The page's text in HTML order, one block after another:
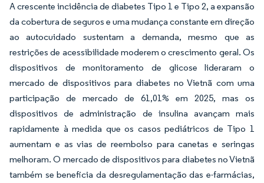
A crescente incidência de diabetes Tipo 1 e Tipo 2, a expansão
da cobertura de seguros e uma mudança constante em direção
ao autocuidado sustentam a demanda, mesmo que as
restrições de acessibilidade moderem o crescimento geral. Os
dispositivos de monitoramento de glicose lideraram o
mercado de dispositivos para diabetes no Vietnã com uma
participação de mercado de 61,01% em 2025, mas os
dispositivos de administração de insulina avançam mais
rapidamente à medida que os casos pediátricos de Tipo 1
aumentam e as vias de reembolso para canetas e seringas
melhoram. O mercado de dispositivos para diabetes no Vietnã
também se beneficia da desregulamentação das e-farmácias,